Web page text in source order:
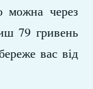
можна через
79 гривень
вас від